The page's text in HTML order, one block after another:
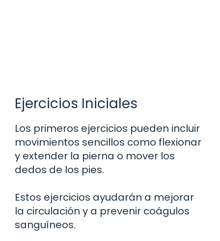
Ejercicios Iniciales
Los primeros ejercicios pueden incluir
movimientos sencillos como flexionar
y extender la pierna o mover los
dedos de los pies.
Estos ejercicios ayudarán a mejorar
la circulación y a prevenir coágulos
sanguíneos.